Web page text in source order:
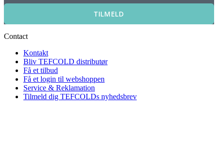
TILMELD
Contact
Kontakt
Bliv TEFCOLD distributør
Få et tilbud
Få et login til webshoppen
Service & Reklamation
Tilmeld dig TEFCOLDs nyhedsbrev